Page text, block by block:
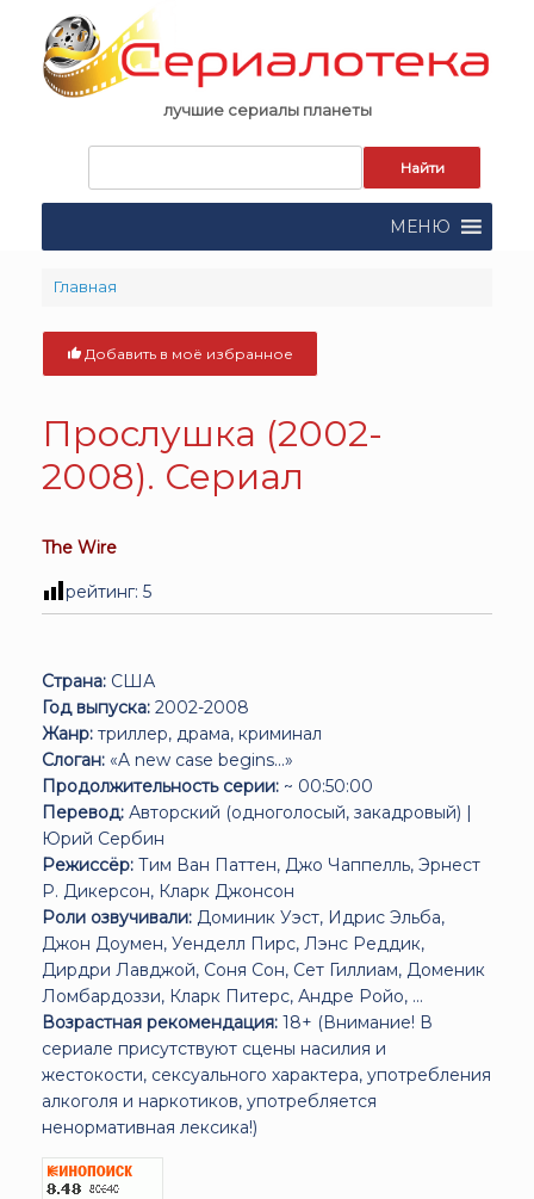
content
лучшие сериалы планеты
поиска:
МЕНЮ
Главная
Добавить в моё избранное
Прослушка (2002-
2008). Сериал
The Wire
рейтинг: 5
Страна: США
Год выпуска: 2002-2008
Жанр: триллер, драма, криминал
Слоган: «A new case begins...»
Продолжительность серии: ~ 00:50:00
Перевод: Авторский (одноголосый, закадровый) |
Юрий Сербин
Режиссёр: Тим Ван Паттен, Джо Чаппелль, Эрнест
Р. Дикерсон, Кларк Джонсон
Роли озвучивали: Доминик Уэст, Идрис Эльба,
Джон Доумен, Уенделл Пирс, Лэнс Реддик,
Дирдри Лавджой, Соня Сон, Сет Гиллиам, Доменик
Ломбардоззи, Кларк Питерс, Андре Ройо, ...
Возрастная рекомендация: 18+ (Внимание! В
сериале присутствуют сцены насилия и
жестокости, сексуального характера, употребления
алкоголя и наркотиков, употребляется
ненормативная лексика!)